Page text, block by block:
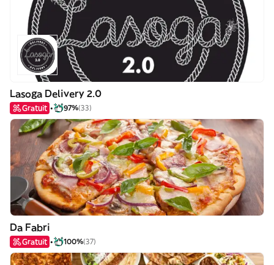
Lasoga Delivery 2.0
Gratuit 97%(33)
Da Fabri
Gratuit 100%(37)